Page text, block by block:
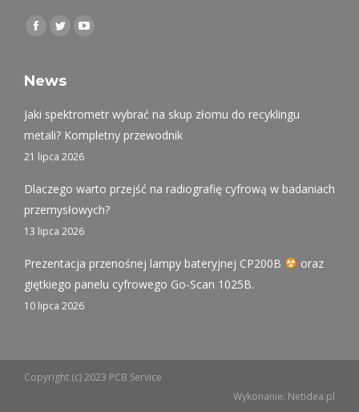
Find us on:
Facebook
opens
new
window
Twitter
opens
new
window
YouTube
new
window
News
Jaki spektrometr wybrać na skup złomu do recyklingu
metali? Kompletny przewodnik
21 lipca 2026
Dlaczego warto przejść na radiografię cyfrową w badaniach
przemysłowych?
13 lipca 2026
Prezentacja przenośnej lampy bateryjnej CP200B
oraz
giętkiego panelu cyfrowego Go-Scan 1025B.
10 lipca 2026
Copyright (c) 2023 PCB Service
Wykonanie: Netidea.pl